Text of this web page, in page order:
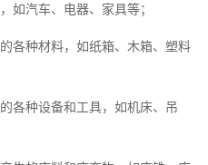
如汽车、电器、家具等；
各种材料，如纸箱、木箱、塑料
各种设备和工具，如机床、吊